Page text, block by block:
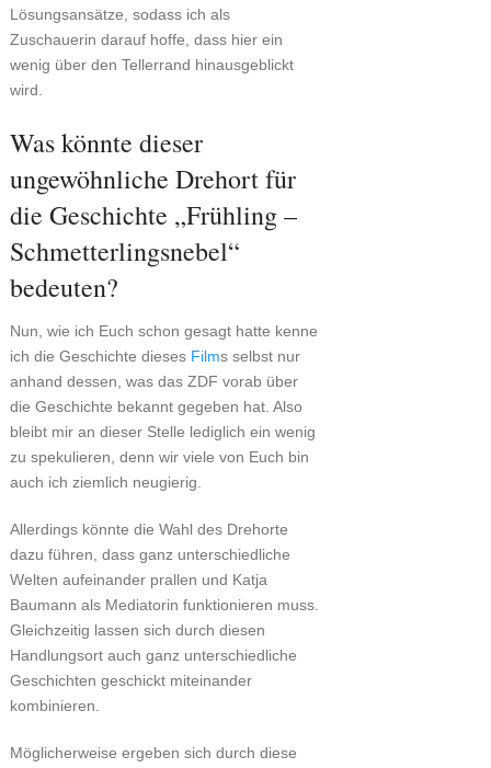
Lösungsansätze, sodass ich als
Zuschauerin darauf hoffe, dass hier ein
wenig über den Tellerrand hinausgeblickt
wird.
Was könnte dieser
ungewöhnliche Drehort für
die Geschichte „Frühling –
Schmetterlingsnebel“
bedeuten?
Nun, wie ich Euch schon gesagt hatte kenne
ich die Geschichte dieses Films selbst nur
anhand dessen, was das ZDF vorab über
die Geschichte bekannt gegeben hat. Also
bleibt mir an dieser Stelle lediglich ein wenig
zu spekulieren, denn wir viele von Euch bin
auch ich ziemlich neugierig.
Allerdings könnte die Wahl des Drehorte
dazu führen, dass ganz unterschiedliche
Welten aufeinander prallen und Katja
Baumann als Mediatorin funktionieren muss.
Gleichzeitig lassen sich durch diesen
Handlungsort auch ganz unterschiedliche
Geschichten geschickt miteinander
kombinieren.
Möglicherweise ergeben sich durch diese